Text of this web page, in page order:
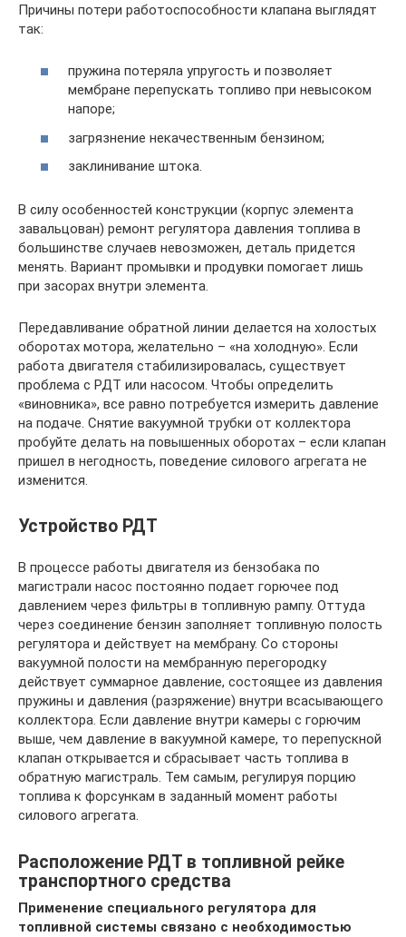
Причины потери работоспособности клапана выглядят
так:
пружина потеряла упругость и позволяет
мембране перепускать топливо при невысоком
напоре;
загрязнение некачественным бензином;
заклинивание штока.
В силу особенностей конструкции (корпус элемента
завальцован) ремонт регулятора давления топлива в
большинстве случаев невозможен, деталь придется
менять. Вариант промывки и продувки помогает лишь
при засорах внутри элемента.
Передавливание обратной линии делается на холостых
оборотах мотора, желательно – «на холодную». Если
работа двигателя стабилизировалась, существует
проблема с РДТ или насосом. Чтобы определить
«виновника», все равно потребуется измерить давление
на подаче. Снятие вакуумной трубки от коллектора
пробуйте делать на повышенных оборотах – если клапан
пришел в негодность, поведение силового агрегата не
изменится.
Устройство РДТ
В процессе работы двигателя из бензобака по
магистрали насос постоянно подает горючее под
давлением через фильтры в топливную рампу. Оттуда
через соединение бензин заполняет топливную полость
регулятора и действует на мембрану. Со стороны
вакуумной полости на мембранную перегородку
действует суммарное давление, состоящее из давления
пружины и давления (разряжение) внутри всасывающего
коллектора. Если давление внутри камеры с горючим
выше, чем давление в вакуумной камере, то перепускной
клапан открывается и сбрасывает часть топлива в
обратную магистраль. Тем самым, регулируя порцию
топлива к форсункам в заданный момент работы
силового агрегата.
Расположение РДТ в топливной рейке
транспортного средства
Применение специального регулятора для
топливной системы связано с необходимостью